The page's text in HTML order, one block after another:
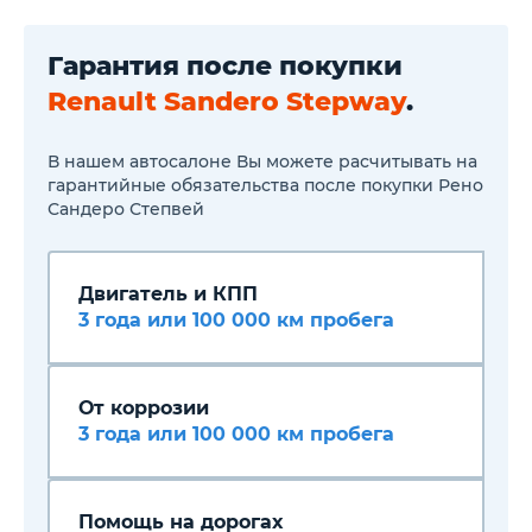
Media NAV; Аудиосистема c
Bluetooth и разъемами AUX,
USB (предполагает
джойстик) — 19 990 ₽
Адаптация двигателя к
запуску в холодном климате
Гарантия 3 года или 100
Антикоррозийная защита —
6 лет гарантии
производителя
Гарантия после покупки
Renault Sandero Stepway.
В нашем автосалоне Вы можете расчитывать на
гарантийные обязательства после покупки Рено
Сандеро Степвей
Двигатель и КПП
3 года или 100 000 км пробега
От коррозии
3 года или 100 000 км пробега
Помощь на дорогах